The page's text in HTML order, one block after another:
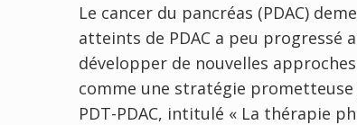
Le cancer du pancréas (PDAC)
atteints de PDAC a peu progressé
développer de nouvelles
comme une stratégie
PDT-PDAC, intitulé « La thérapie